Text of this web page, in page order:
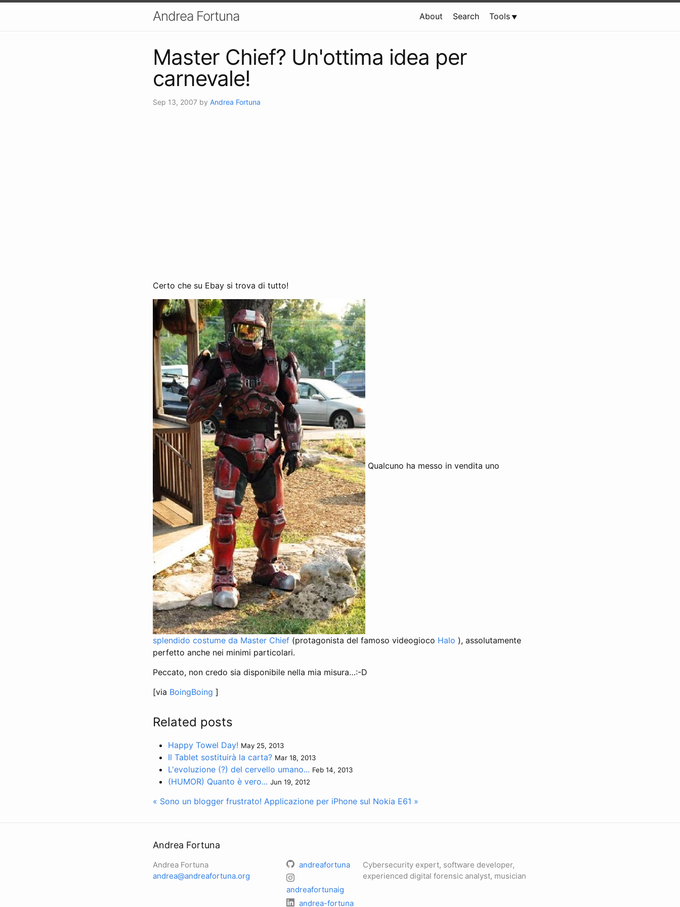
Andrea Fortuna About Search Tools
Master Chief? Un'ottima idea per
carnevale!
Sep 13, 2007 by Andrea Fortuna
Certo che su Ebay si trova di tutto!
Qualcuno ha messo in vendita uno
splendido costume da Master Chief (protagonista del famoso videogioco Halo ), assolutamente
perfetto anche nei minimi particolari.
Peccato, non credo sia disponibile nella mia misura…:-D
[via BoingBoing ]
Related posts
Happy Towel Day! May 25, 2013
Il Tablet sostituirà la carta? Mar 18, 2013
L'evoluzione (?) del cervello umano... Feb 14, 2013
(HUMOR) Quanto è vero... Jun 19, 2012
« Sono un blogger frustrato! Applicazione per iPhone sul Nokia E61 »
Andrea Fortuna
Andrea Fortuna
andrea@andreafortuna.org
andreafortuna
andreafortunaig
andrea-fortuna
Cybersecurity expert, software developer,
experienced digital forensic analyst, musician